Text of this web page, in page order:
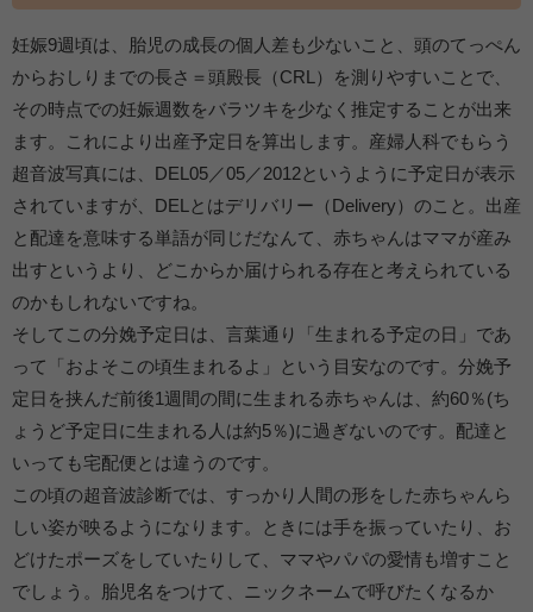
妊娠9週頃は、胎児の成長の個人差も少ないこと、頭のてっぺん
からおしりまでの長さ＝頭殿長（CRL）を測りやすいことで、
その時点での妊娠週数をバラツキを少なく推定することが出来
ます。これにより出産予定日を算出します。産婦人科でもらう
超音波写真には、DEL05／05／2012というように予定日が表示
されていますが、DELとはデリバリー（Delivery）のこと。出産
と配達を意味する単語が同じだなんて、赤ちゃんはママが産み
出すというより、どこからか届けられる存在と考えられている
のかもしれないですね。
そしてこの分娩予定日は、言葉通り「生まれる予定の日」であ
って「およそこの頃生まれるよ」という目安なのです。分娩予
定日を挟んだ前後1週間の間に生まれる赤ちゃんは、約60％(ち
ょうど予定日に生まれる人は約5％)に過ぎないのです。配達と
いっても宅配便とは違うのです。
この頃の超音波診断では、すっかり人間の形をした赤ちゃんら
しい姿が映るようになります。ときには手を振っていたり、お
どけたポーズをしていたりして、ママやパパの愛情も増すこと
でしょう。胎児名をつけて、ニックネームで呼びたくなるか